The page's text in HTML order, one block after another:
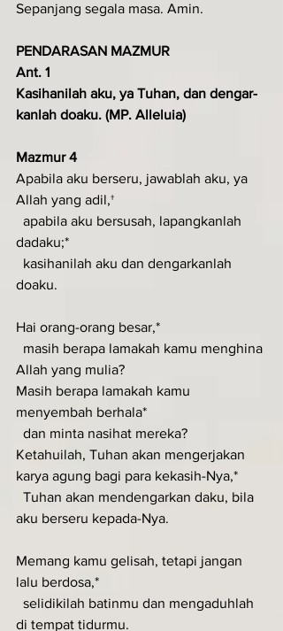
Sepanjang segala masa. Amin.
PENDARASAN MAZMUR
Ant. 1
Kasihanilah aku, ya Tuhan, dan dengar­
kanlah doaku. (MP. Alleluia)
Mazmur 4
Apabila aku berseru, jawablah aku, ya
Allah yang adil,†
dadaku;*
doaku.
Hai orang-orang besar,*
Allah yang mulia?
Masih berapa lamakah kamu
menyembah berhala*
  dan minta nasihat mereka?
Ketahuilah, Tuhan akan mengerjakan
karya agung bagi para kekasih-Nya,*
aku berseru kepada-Nya.
Memang kamu gelisah, tetapi jangan
lalu berdosa,*
di tempat tidurmu.